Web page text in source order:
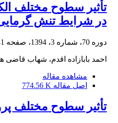
تأثیر سطوح مختلف
در شرایط تنش
دوره 70، شماره 3، 1394، صفحه
احمد بابازاده اقدم، شهاب
مشاهده مقاله
اصل مقاله 774.56 K
تأثیر سطوح مختلف